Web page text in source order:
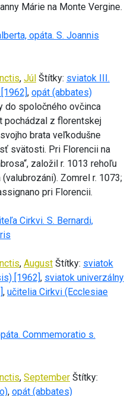
Márie na Monte Vergine.
opáta. S. Joannis
, Júl Štítky: sviatok III.
, opát (abbates)
do spoločného ovčinca
pochádzal z florentskej
brata veľkodušne
svätosti. Pri Florencii na
založil r. 1013 rehoľu
Zomrel r. 1073;
pri Florencii.
Cirkvi. S. Bernardi,
, August Štítky: sviatok
[1962], sviatok univerzálny
, učitelia Cirkvi (Ecclesiae
Commemoratio s.
, September Štítky:
, opát (abbates)